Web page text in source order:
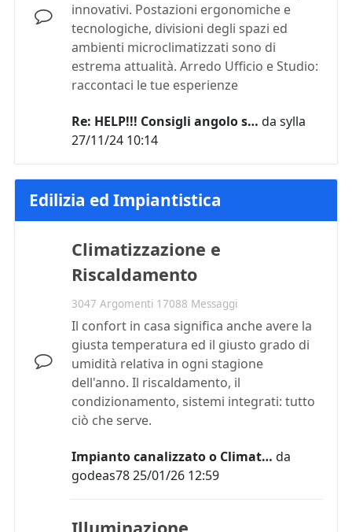
innovativi. Postazioni ergonomiche e
tecnologiche, divisioni degli spazi ed
ambienti microclimatizzati sono di
estrema attualità. Arredo Ufficio e Studio:
raccontaci le tue esperienze
Re: HELP!!! Consigli angolo s… da sylla
27/11/24 10:14
Edilizia ed Impiantistica
Climatizzazione e
Riscaldamento
3047 Argomenti 17088 Messaggi
Il confort in casa significa anche avere la
giusta temperatura ed il giusto grado di
umidità relativa in ogni stagione
dell'anno. Il riscaldamento, il
condizionamento, sistemi integrati: tutto
ciò che serve.
Impianto canalizzato o Climat… da
godeas7825/01/26 12:59